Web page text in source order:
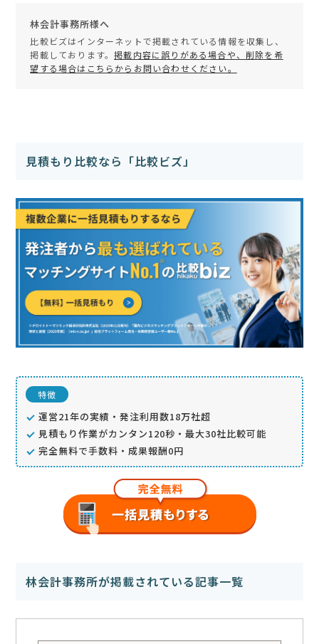
林会計事務所様へ
比較ビズはインターネットで掲載されている情報を収集し、
掲載しております。掲載内容に誤りがある場合や、削除を希
望する場合はこちらからお問い合わせください。
見積もり比較なら「比較ビズ」
特徴
運営21年の実績・発注利用数18万社超
見積もり作業がカンタン120秒・最大30社比較可能
完全無料で手数料・成果報酬0円
林会計事務所が掲載されている記事一覧